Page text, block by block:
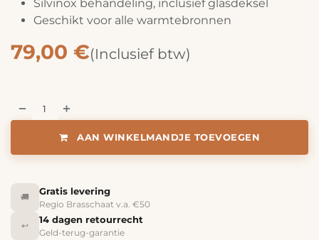
Silvinox behandeling, inclusief glasdeksel
Geschikt voor alle warmtebronnen
79,00 €(Inclusief btw)
AAN WINKELMANDJE TOEVOEGEN
🚚
Gratis levering
Regio Brasschaat v.a. €50
↩️
14 dagen retourrecht
Geld-terug-garantie